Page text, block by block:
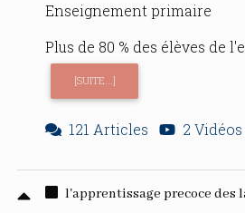
Enseignement primaire
Plus de 80 % des élèves de
[SUITE...]
121 Articles 2 Vidéos
l'apprentissage precoce des